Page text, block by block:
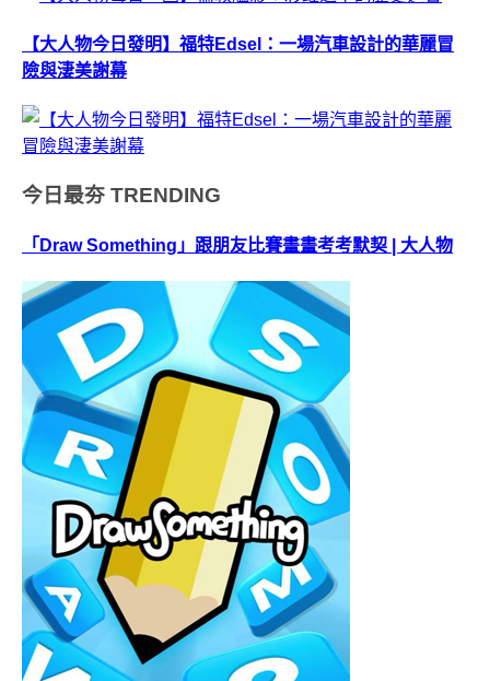
【大人物今日發明】福特Edsel：一場汽車設計的華麗冒
險與淒美謝幕
今日最夯 TRENDING
「Draw Something」跟朋友比賽畫畫考考默契 | 大人物